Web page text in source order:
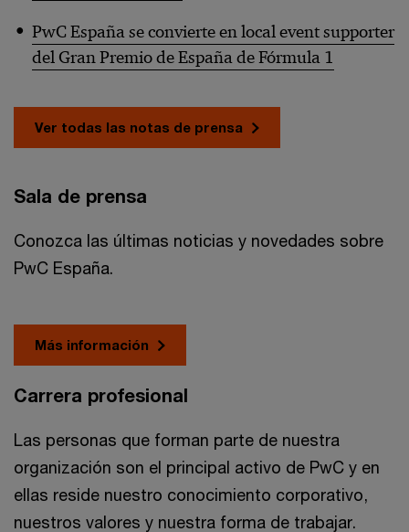
PwC España se convierte en local event supporter
del Gran Premio de España de Fórmula 1
Ver todas las notas de prensa
Sala de prensa
Conozca las últimas noticias y novedades sobre
PwC España.
Más información
Carrera profesional
Las personas que forman parte de nuestra
organización son el principal activo de PwC y en
ellas reside nuestro conocimiento corporativo,
nuestros valores y nuestra forma de trabajar.